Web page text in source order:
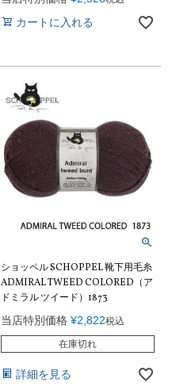
カートに入れる
ショッペル SCHOPPEL 靴下用毛糸
ADMIRAL TWEED COLORED（ア
ドミラル ツイード）1873
当店特別価格 ¥2,822税込
在庫切れ
詳細を見る